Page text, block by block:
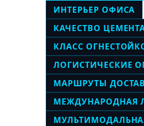
ИНТЕРЬЕР ОФИСА
КАЧЕСТВО
КЛАСС
ЛОГИСТИЧЕСКИЕ
МАРШРУТЫ
МЕЖДУНАРОДНАЯ